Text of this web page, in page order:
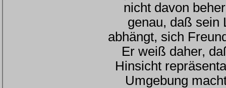
nicht davon
genau, daß sein
abhängt, sich
Er weiß daher,
Hinsicht
Umgebung